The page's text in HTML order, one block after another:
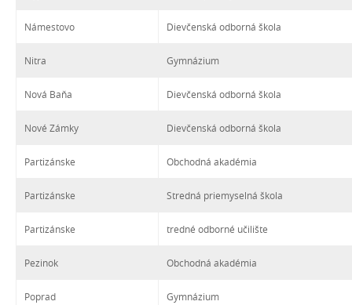
Námestovo Dievčenská odborná škola
Nitra Gymnázium
Nová Baňa Dievčenská odborná škola
Nové Zámky Dievčenská odborná škola
Partizánske Obchodná akadémia
Partizánske Stredná priemyselná škola
Partizánske tredné odborné učilište
Pezinok Obchodná akadémia
Poprad Gymnázium